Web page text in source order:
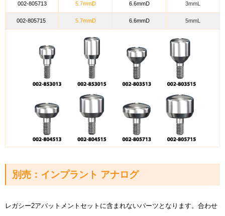
002-805713 5.7mmD 6.6mmD 3mmL
002-805715 5.7mmD 6.6mmD 5mmL
別売：インプラント アナログ
レガシー2アバットメントセットに含まれないパーツとなります。合わせ